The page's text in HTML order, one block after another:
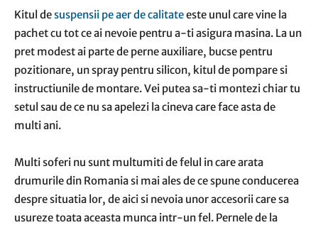
Kitul desuspensii pe aer de calitateeste unul care vine la
pachet cu tot ce ai nevoie pentru a-ti asigura masina. La un
pret modest ai parte de perne auxiliare, bucse pentru
pozitionare, un spray pentru silicon, kitul de pompare si
instructiunile de montare. Vei putea sa-ti montezi chiar tu
setul sau de ce nu sa apelezi la cineva care face asta de
multi ani.
Multi soferi nu sunt multumiti de felul in care arata
drumurile din Romania si mai ales de ce spune conducerea
despre situatia lor, de aici si nevoia unor accesorii care sa
usureze toata aceasta munca intr-un fel. Pernele de la